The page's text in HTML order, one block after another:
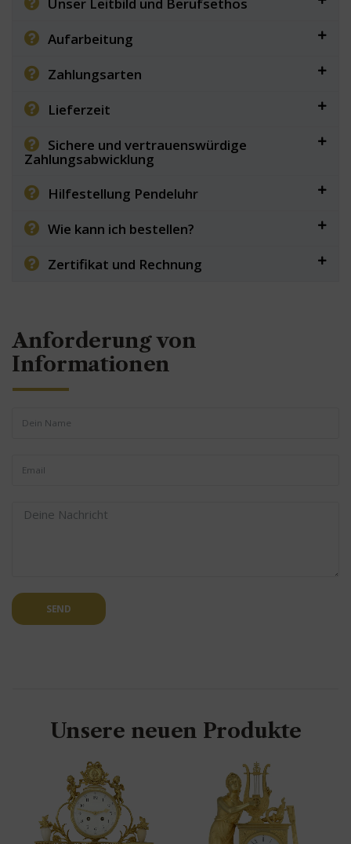
Aufarbeitung
Zahlungsarten
Lieferzeit
Sichere und vertrauenswürdige
Zahlungsabwicklung
Hilfestellung Pendeluhr
Wie kann ich bestellen?
Zertifikat und Rechnung
Anforderung von
Informationen
SEND
Unsere neuen Produkte